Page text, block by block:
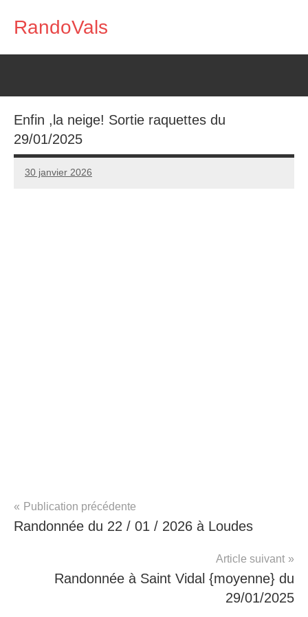
RandoVals
Marche
Enfin ,la neige! Sortie raquettes du
29/01/2025
30 janvier 2026
RandoVals
RandoVals
Navigation
de
Publication précédente
Randonnée du 22 / 01 / 2026 à Loudes
Article suivant
Randonnée à Saint Vidal {moyenne} du
29/01/2025